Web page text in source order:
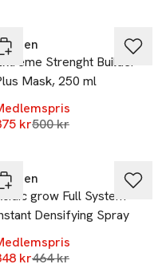
Strenght Builder
Mask, 250 ml
krLägsta pris 30 dagar
500 kr
grow Full System
Densifying Spray
krLägsta pris 30 dagar
464 kr